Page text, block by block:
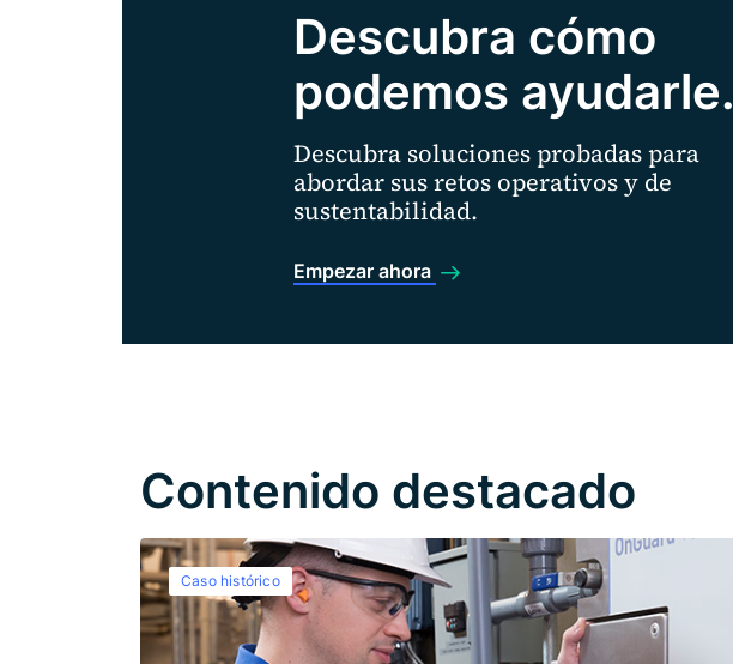
Descubra cómo
podemos ayudarle.
Descubra soluciones probadas para
abordar sus retos operativos y de
sustentabilidad.
Empezar ahora
Contenido destacado
Caso histórico